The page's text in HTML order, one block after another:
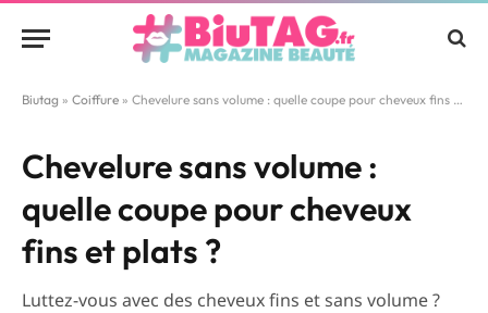
Biutag » Coiffure » Chevelure sans volume : quelle coupe pour cheveux fins et plats ?
Chevelure sans volume :
quelle coupe pour cheveux
fins et plats ?
Luttez-vous avec des cheveux fins et sans volume ?